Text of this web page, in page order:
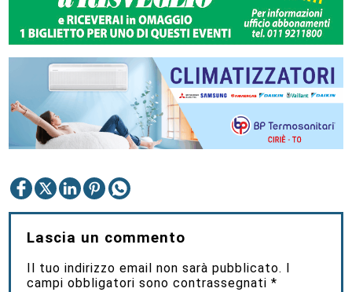
Lascia un commento
Il tuo indirizzo email non sarà pubblicato.
campi obbligatori sono contrassegnati*